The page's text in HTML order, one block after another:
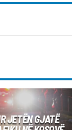
JETËN GJATË